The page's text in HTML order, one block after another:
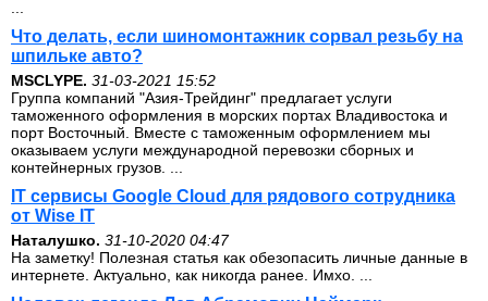
Что делать, если шиномонтажник сорвал резьбу на
шпильке авто?
MSCLYPE. 31-03-2021 15:52
Группа компаний "Азия-Трейдинг" предлагает услуги
таможенного оформления в морских портах Владивостока и
порт Восточный. Вместе с таможенным оформлением мы
оказываем услуги международной перевозки сборных и
контейнерных грузов. ...
IT сервисы Google Cloud для рядового сотрудника
от Wise IT
Наталушко. 31-10-2020 04:47
На заметку! Полезная статья как обезопасить личные данные в
интернете. Актуально, как никогда ранее. Имхо. ...